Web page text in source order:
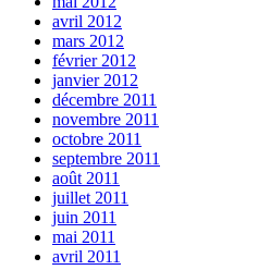
avril 2012
mars 2012
février 2012
janvier 2012
décembre 2011
novembre 2011
octobre 2011
septembre 2011
août 2011
juillet 2011
juin 2011
mai 2011
avril 2011